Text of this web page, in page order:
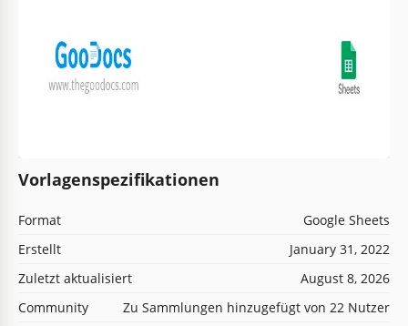
Vorlagenspezifikationen
Format
Google Sheets
Erstellt
January 31, 2022
Zuletzt aktualisiert
August 8, 2026
Community
Zu Sammlungen hinzugefügt von 22 Nutzer